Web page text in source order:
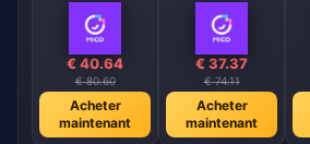
€ 40.64
€ 80.60
Acheter
maintenant
€ 37.37
€ 74.11
Acheter
maintenant